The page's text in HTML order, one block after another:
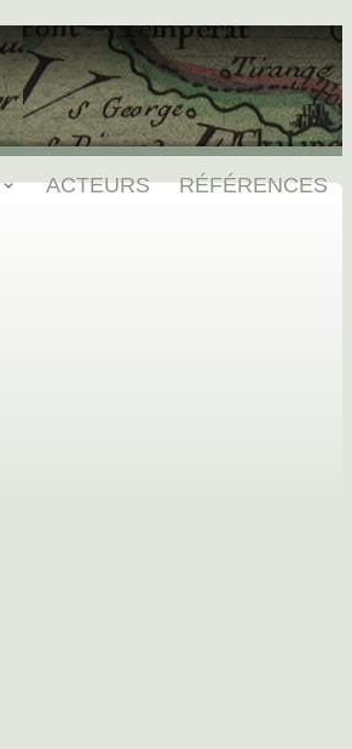
ACTEURS RÉFÉRENCES